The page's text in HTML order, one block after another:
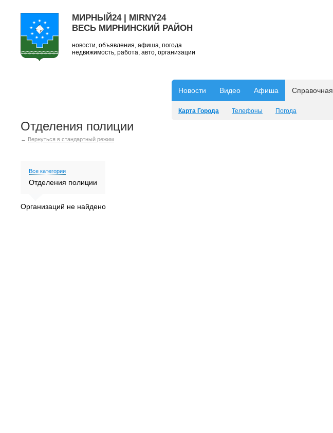
МИРНЫЙ24 | MIRNY24
ВЕСЬ МИРНИНСКИЙ РАЙОН
новости, объявления, афиша, погода
недвижимость, работа, авто, организации
Новости Видео Афиша Справочная
Карта Города Телефоны Погода
Отделения полиции
← Вернуться в стандартный режим
Все категории
Отделения полиции
Организаций не найдено